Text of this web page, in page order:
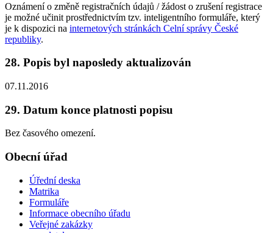
Oznámení o změně registračních údajů / žádost o zrušení registrace
je možné učinit prostřednictvím tzv. inteligentního formuláře, který
je k dispozici na internetových stránkách Celní správy České
republiky.
28. Popis byl naposledy aktualizován
07.11.2016
29. Datum konce platnosti popisu
Bez časového omezení.
Obecní úřad
Úřední deska
Matrika
Formuláře
Informace obecního úřadu
Veřejné zakázky